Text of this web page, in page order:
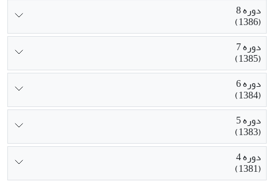
دوره 8
(1386)
دوره 7
(1385)
دوره 6
(1384)
دوره 5
(1383)
دوره 4
(1381)